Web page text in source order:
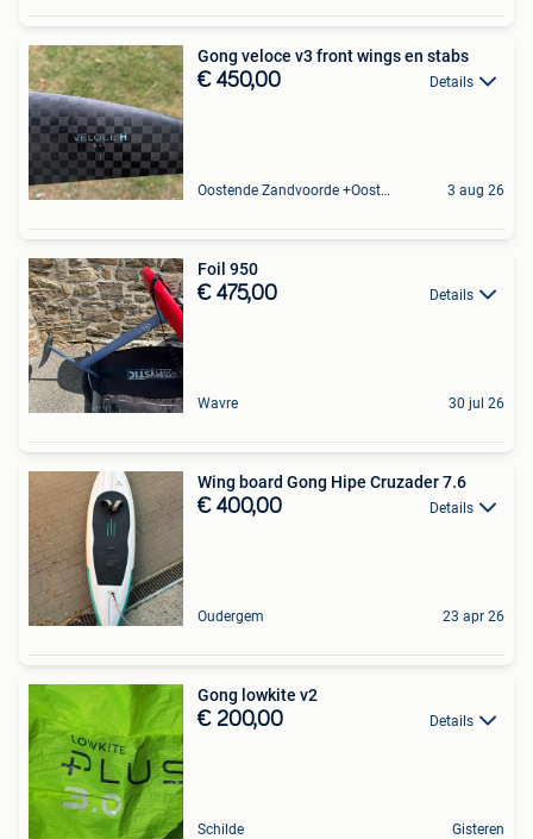
Gong veloce v3 front wings en stabs
€ 450,00 Details
Oostende Zandvoorde +Oostende 3 aug 26
Foil 950
€ 475,00 Details
Wavre 30 jul 26
Wing board Gong Hipe Cruzader 7.6
€ 400,00 Details
Oudergem 23 apr 26
Gong lowkite v2
€ 200,00 Details
Schilde Gisteren